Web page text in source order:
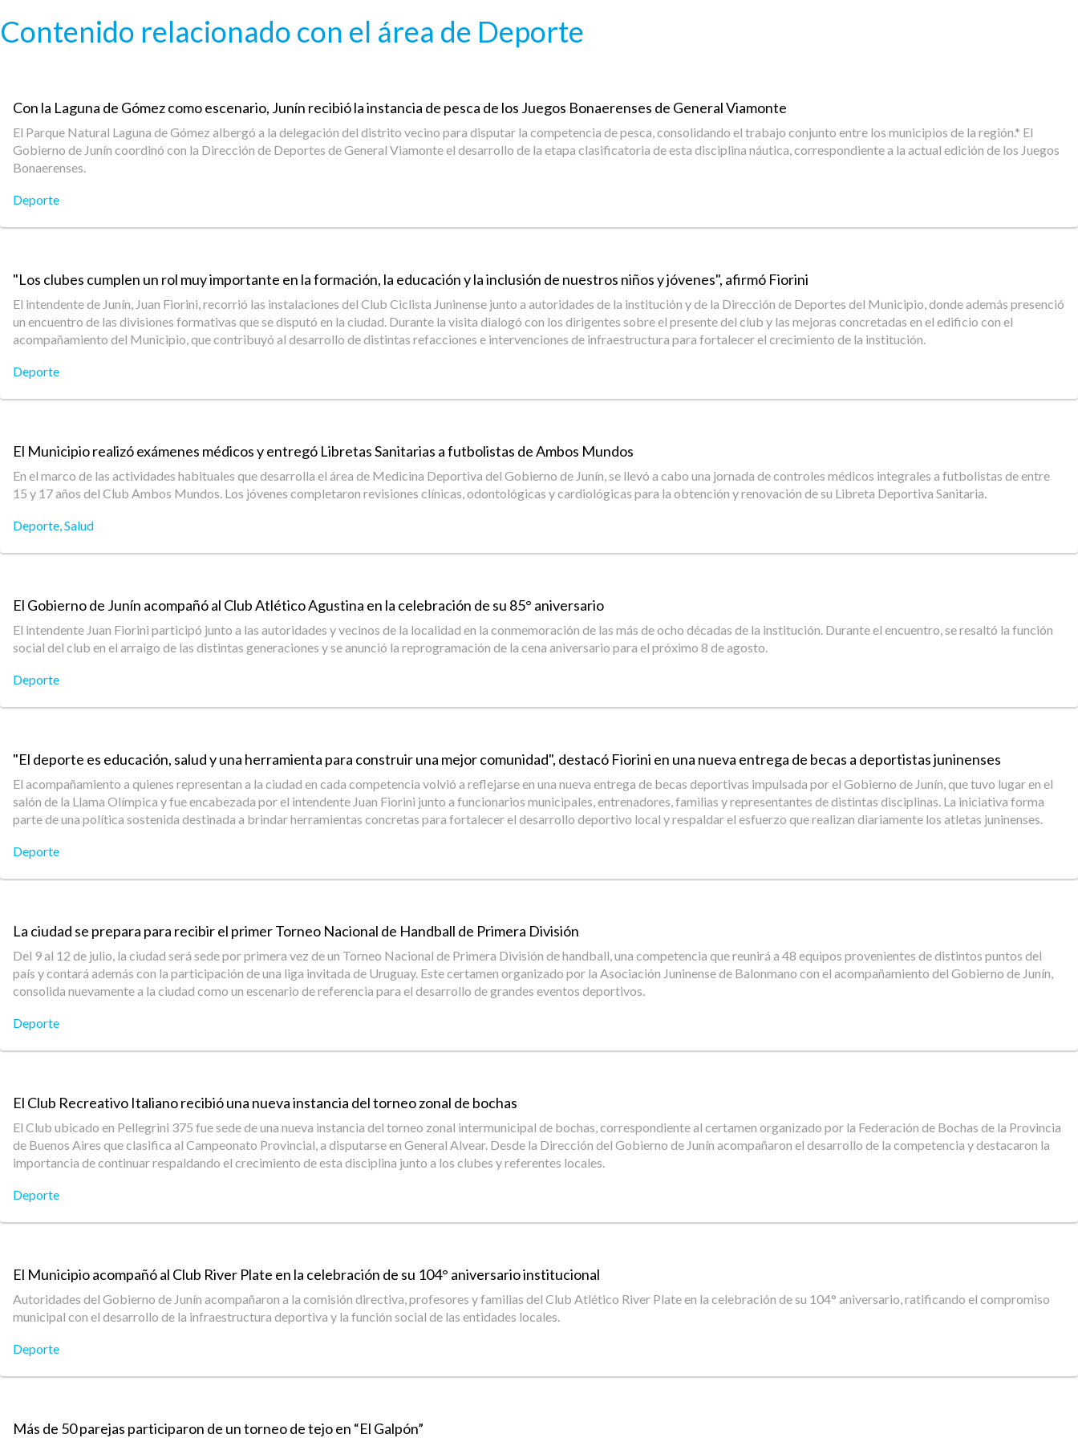
Contenido relacionado con el área de Deporte
Con la Laguna de Gómez como escenario, Junín recibió la instancia de pesca de los Juegos Bonaerenses de General Viamonte
El Parque Natural Laguna de Gómez albergó a la delegación del distrito vecino para disputar la competencia de pesca, consolidando el trabajo conjunto entre los municipios de la región.* El
Gobierno de Junín coordinó con la Dirección de Deportes de General Viamonte el desarrollo de la etapa clasificatoria de esta disciplina náutica, correspondiente a la actual edición de los Juegos
Bonaerenses.
Deporte
"Los clubes cumplen un rol muy importante en la formación, la educación y la inclusión de nuestros niños y jóvenes", afirmó Fiorini
El intendente de Junín, Juan Fiorini, recorrió las instalaciones del Club Ciclista Juninense junto a autoridades de la institución y de la Dirección de Deportes del Municipio, donde además presenció
un encuentro de las divisiones formativas que se disputó en la ciudad. Durante la visita dialogó con los dirigentes sobre el presente del club y las mejoras concretadas en el edificio con el
acompañamiento del Municipio, que contribuyó al desarrollo de distintas refacciones e intervenciones de infraestructura para fortalecer el crecimiento de la institución.
Deporte
El Municipio realizó exámenes médicos y entregó Libretas Sanitarias a futbolistas de Ambos Mundos
En el marco de las actividades habituales que desarrolla el área de Medicina Deportiva del Gobierno de Junín, se llevó a cabo una jornada de controles médicos integrales a futbolistas de entre
15 y 17 años del Club Ambos Mundos. Los jóvenes completaron revisiones clínicas, odontológicas y cardiológicas para la obtención y renovación de su Libreta Deportiva Sanitaria.
Deporte,Salud
El Gobierno de Junín acompañó al Club Atlético Agustina en la celebración de su 85° aniversario
El intendente Juan Fiorini participó junto a las autoridades y vecinos de la localidad en la conmemoración de las más de ocho décadas de la institución. Durante el encuentro, se resaltó la función
social del club en el arraigo de las distintas generaciones y se anunció la reprogramación de la cena aniversario para el próximo 8 de agosto.
Deporte
"El deporte es educación, salud y una herramienta para construir una mejor comunidad", destacó Fiorini en una nueva entrega de becas a deportistas juninenses
El acompañamiento a quienes representan a la ciudad en cada competencia volvió a reflejarse en una nueva entrega de becas deportivas impulsada por el Gobierno de Junín, que tuvo lugar en el
salón de la Llama Olímpica y fue encabezada por el intendente Juan Fiorini junto a funcionarios municipales, entrenadores, familias y representantes de distintas disciplinas. La iniciativa forma
parte de una política sostenida destinada a brindar herramientas concretas para fortalecer el desarrollo deportivo local y respaldar el esfuerzo que realizan diariamente los atletas juninenses.
Deporte
La ciudad se prepara para recibir el primer Torneo Nacional de Handball de Primera División
Del 9 al 12 de julio, la ciudad será sede por primera vez de un Torneo Nacional de Primera División de handball, una competencia que reunirá a 48 equipos provenientes de distintos puntos del
país y contará además con la participación de una liga invitada de Uruguay. Este certamen organizado por la Asociación Juninense de Balonmano con el acompañamiento del Gobierno de Junín,
consolida nuevamente a la ciudad como un escenario de referencia para el desarrollo de grandes eventos deportivos.
Deporte
El Club Recreativo Italiano recibió una nueva instancia del torneo zonal de bochas
El Club ubicado en Pellegrini 375 fue sede de una nueva instancia del torneo zonal intermunicipal de bochas, correspondiente al certamen organizado por la Federación de Bochas de la Provincia
de Buenos Aires que clasifica al Campeonato Provincial, a disputarse en General Alvear. Desde la Dirección del Gobierno de Junín acompañaron el desarrollo de la competencia y destacaron la
importancia de continuar respaldando el crecimiento de esta disciplina junto a los clubes y referentes locales.
Deporte
El Municipio acompañó al Club River Plate en la celebración de su 104° aniversario institucional
Autoridades del Gobierno de Junín acompañaron a la comisión directiva, profesores y familias del Club Atlético River Plate en la celebración de su 104° aniversario, ratificando el compromiso
municipal con el desarrollo de la infraestructura deportiva y la función social de las entidades locales.
Deporte
Más de 50 parejas participaron de un torneo de tejo en “El Galpón”